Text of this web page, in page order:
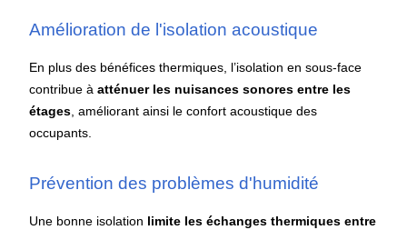
Amélioration de l'isolation acoustique
En plus des bénéfices thermiques, l’isolation en sous-face
contribue àatténuer les nuisances sonores entre les
étages , améliorant ainsi le confort acoustique des
occupants.
Prévention des problèmes d'humidité
Une bonne isolation limite les échanges thermiques entre